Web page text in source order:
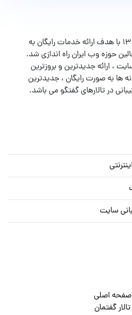
پرشین اسکریپت در سال ۱۳۸۶ با هدف ارائه خدمات رایگان به
حوزه وب ایران راه اندازی شد.
، ارائه جدیدترین و بروزترین
ها به صورت رایگان ، جدیدترین
در تالارهای گفتگو می باشد.
سایت
صفحه اصلی
تالار گفتمان